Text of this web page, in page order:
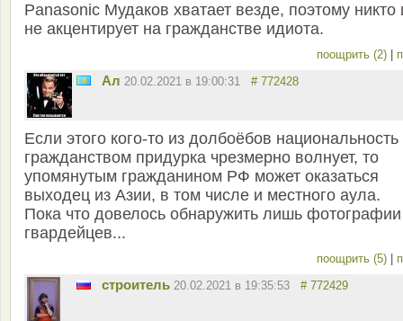
Panasonic Мудаков хватает везде, поэтому никто
не акцентирует на гражданстве идиота.
поощрить (2)
Ал 20.02.2021 в 19:00:31 # 772428
Если этого кого-то из долбоёбов национальность
гражданством придурка чрезмерно волнует, то
упомянутым гражданином РФ может оказаться
выходец из Азии, в том числе и местного аула.
Пока что довелось обнаружить лишь фотографии
гвардейцев...
поощрить (5)
строитель 20.02.2021 в 19:35:53 # 772429